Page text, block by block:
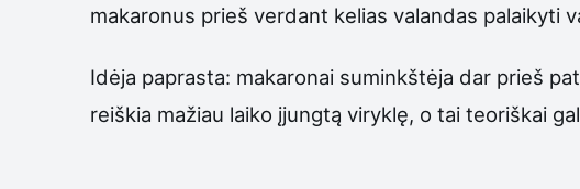
makaronus prieš verdant kelias valandas palaikyti
Idėja paprasta: makaronai suminkštėja dar prieš
reiškia mažiau laiko įjungtą viryklę, o tai teoriškai